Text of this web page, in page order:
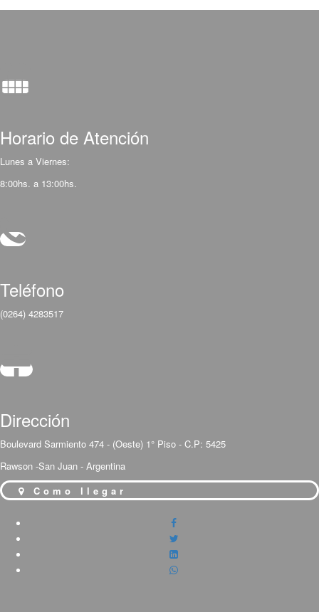
Horario de Atención
Lunes a Viernes:
8:00hs. a 13:00hs.
Teléfono
(0264) 4283517
Dirección
Boulevard Sarmiento 474 - (Oeste) 1° Piso - C.P: 5425
Rawson -San Juan - Argentina
Como llegar